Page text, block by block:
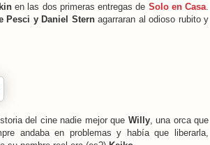
en las dos primeras entregas de Solo en Casa.
Pesci y Daniel Sternagarraran al odioso rubito y
del cine nadie mejor que Willy, una orca que
andaba en problemas y había que liberarla,